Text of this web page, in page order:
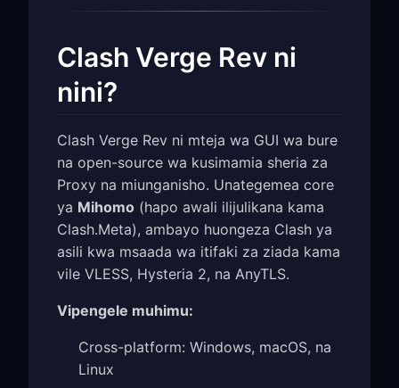
Clash Verge Rev ni
nini?
Clash Verge Rev ni mteja wa GUI wa bure
na open-source wa kusimamia sheria za
Proxy na miunganisho. Unategemea core
ya Mihomo (hapo awali ilijulikana kama
Clash.Meta), ambayo huongeza Clash ya
asili kwa msaada wa itifaki za ziada kama
vile VLESS, Hysteria 2, na AnyTLS.
Vipengele muhimu:
Cross-platform: Windows, macOS, na
Linux